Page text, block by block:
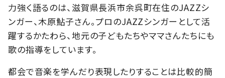
力強く語るのは、滋賀県長浜市余呉町在住のJAZZシ
ンガー、木原鮎子さん。プロのJAZZシンガーとして活
躍するかたわら、地元の子どもたちやママさんたちにも
歌の指導をしています。
都会で音楽を学んだり表現したりすることは比較的簡